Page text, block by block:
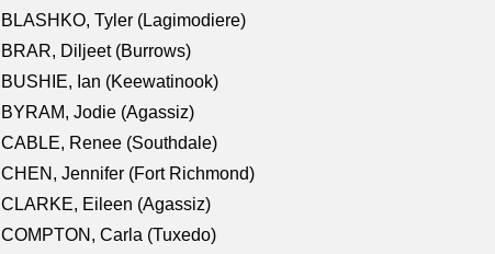
BLASHKO, Tyler (Lagimodiere)
BRAR, Diljeet (Burrows)
BUSHIE, Ian (Keewatinook)
BYRAM, Jodie (Agassiz)
CABLE, Renee (Southdale)
CHEN, Jennifer (Fort Richmond)
CLARKE, Eileen (Agassiz)
COMPTON, Carla (Tuxedo)